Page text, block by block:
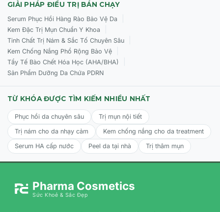
GIẢI PHÁP ĐIỀU TRỊ BÁN CHẠY
Serum Phục Hồi Hàng Rào Bảo Vệ Da
Kem Đặc Trị Mụn Chuẩn Y Khoa
Tinh Chất Trị Nám & Sắc Tố Chuyên Sâu
Kem Chống Nắng Phổ Rộng Bảo Vệ
Tẩy Tế Bào Chết Hóa Học (AHA/BHA)
Sản Phẩm Dưỡng Da Chứa PDRN
TỪ KHÓA ĐƯỢC TÌM KIẾM NHIỀU NHẤT
Phục hồi da chuyên sâu
Trị mụn nội tiết
Trị nám cho da nhạy cảm
Kem chống nắng cho da treatment
Serum HA cấp nước
Peel da tại nhà Trị thâm mụn
Pharma Cosmetics
Sức Khoẻ & Sắc Đẹp